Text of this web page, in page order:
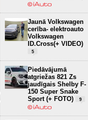
Jaunā Volkswagen
cerība- elektroauto
Volkswagen
ID.Cross(+ VIDEO)
5
Piedāvājumā
atgriežas 821 Zs
jaudīgais Shelby F-
150 Super Snake
Sport (+ FOTO)
9